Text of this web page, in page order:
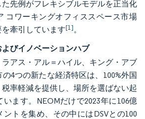
先例がフレキシブルモデルを正当化
コワーキングオフィススペース市場
牽引しています[1]。
びイノベーションハブ
アス・アル＝ハイル、キング・アブ
4つの新たな経済特区は、100%外国
率軽減を提供し、場所を選ばない起
ます。NEOMだけで2023年に106億
トを集め、その中にはDSVとの100